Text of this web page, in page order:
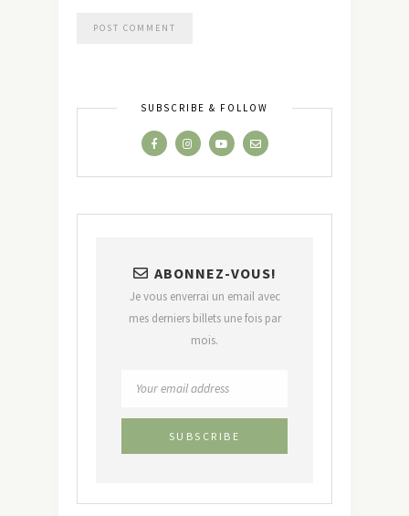
SUBSCRIBE & FOLLOW
ABONNEZ-VOUS!
Je vous enverrai un email avec
mes derniers billets une fois par
mois.